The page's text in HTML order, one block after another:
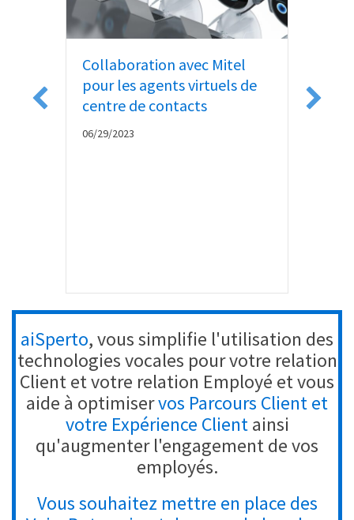
Collaboration avec Mitel
pour les agents virtuels de
centre de contacts
06/29/2023
aiSperto, vous simplifie l'utilisation des
technologies vocales pour votre relation
Client et votre relation Employé et vous
aide à optimiservos Parcours Client et
votre Expérience Clientainsi
qu'augmenter l'engagement de vos
employés.
Vous souhaitez mettre en place des